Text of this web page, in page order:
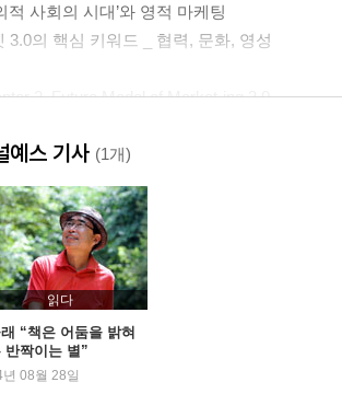
적 사회의 시대’와 영적 마케팅
3.0의 핵심 키워드 _ 협력, 문화, 영성
2. Future Model of Market-ing 3.0
, 시장의 역사를 돌아보다
팅의 미래 _ 수직을 넘어서 수평으로
에 호소하는 기업이 살아남는다 _ 3i 모델
가치를 가졌는가’가 구매를 결정하는 기준이
한 테크닉이 아니라 메시지가 먹힌다
TWO | Strategy in Market 3.0
장에서의 기업 생존 전략
예스 기사 (1개)
읽다
“책은 어둠을 밝혀
반짝이는 별”
08월 28일